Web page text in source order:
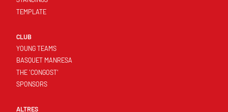
TEMPLATE
CLUB
YOUNG TEAMS
BASQUET MANRESA
THE 'CONGOST'
SPONSORS
ALTRES